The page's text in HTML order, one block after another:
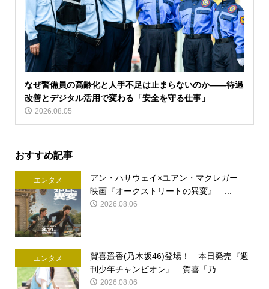
なぜ警備員の高齢化と人手不足は止まらないのか――待遇
改善とデジタル活用で変わる「安全を守る仕事」
2026.08.05
おすすめ記事
エンタメ
アン・ハサウェイ×ユアン・マクレガー
映画『オークストリートの異変』 ...
2026.08.06
エンタメ
賀喜遥香(乃木坂46)登場！ 本日発売『週
刊少年チャンピオン』 賀喜「乃...
2026.08.06